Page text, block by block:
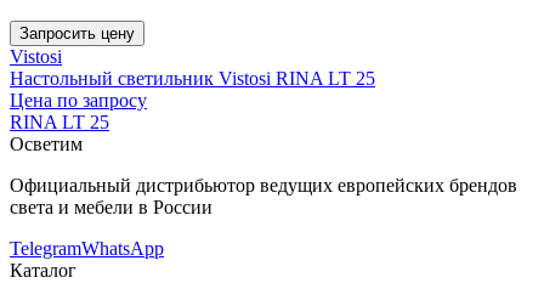
Запросить цену
Vistosi
Настольный светильник Vistosi RINA LT 25
Цена по запросу
RINA LT 25
Осветим
Официальный дистрибьютор ведущих европейских брендов
света и мебели в России
TelegramWhatsApp
Каталог